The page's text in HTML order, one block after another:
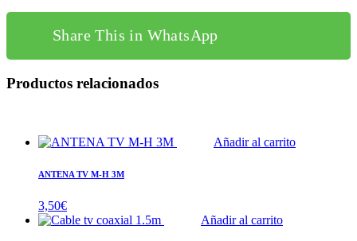
Share This in WhatsApp
Productos relacionados
Añadir al carrito
ANTENA TV M-H 3M
3,50€
Añadir al carrito